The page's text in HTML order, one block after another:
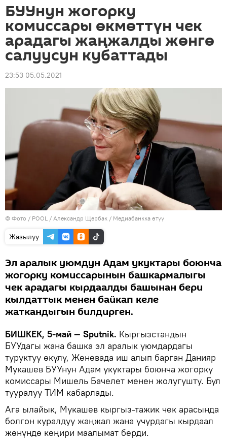
БУУнун жогорку
комиссары өкмөттүн чек
арадагы жаңжалды жөнгө
салуусун кубаттады
23:53 05.05.2021
© Фото / POOL / Александр Щербак / Медиабанкка өтүү
Жазылуу
Эл аралык уюмдун Адам укуктары боюнча
жогорку комиссарынын башкармалыгы
чек арадагы кырдаалды башынан бери
кылдаттык менен байкап келе
жаткандыгын билдирген.
БИШКЕК, 5-май — Sputnik. Кыргызстандын
БУУдагы жана башка эл аралык уюмдардагы
туруктуу өкүлү, Женевада иш алып барган Данияр
Мукашев БУУнун Адам укуктары боюнча жогорку
комиссары Мишель Бачелет менен жолугушту. Бул
тууралуу ТИМ кабарлады.
Ага ылайык, Мукашев кыргыз-тажик чек арасында
болгон куралдуу жаңжал жана учурдагы кырдаал
жөнүндө кеңири маалымат берди.